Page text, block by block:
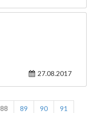
27.08.2017
88 89 90
91